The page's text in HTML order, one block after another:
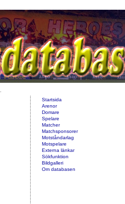
Startsida
Arenor
Domare
Spelare
Matcher
Matchsponsorer
Motståndarlag
Motspelare
Externa länkar
Sökfunktion
Bildgalleri
Om databasen